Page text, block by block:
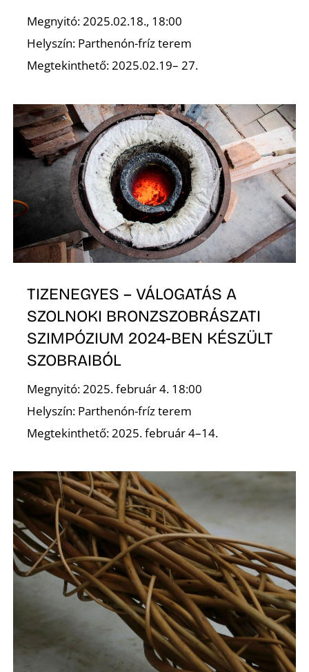
Megnyitó: 2025.02.18., 18:00
Helyszín: Parthenón-fríz terem
Megtekinthető: 2025.02.19– 27.
TIZENEGYES – VÁLOGATÁS A
SZOLNOKI BRONZSZOBRÁSZATI
SZIMPÓZIUM 2024-BEN KÉSZÜLT
SZOBRAIBÓL
Megnyitó: 2025. február 4. 18:00
Helyszín: Parthenón-fríz terem
Megtekinthető: 2025. február 4–14.